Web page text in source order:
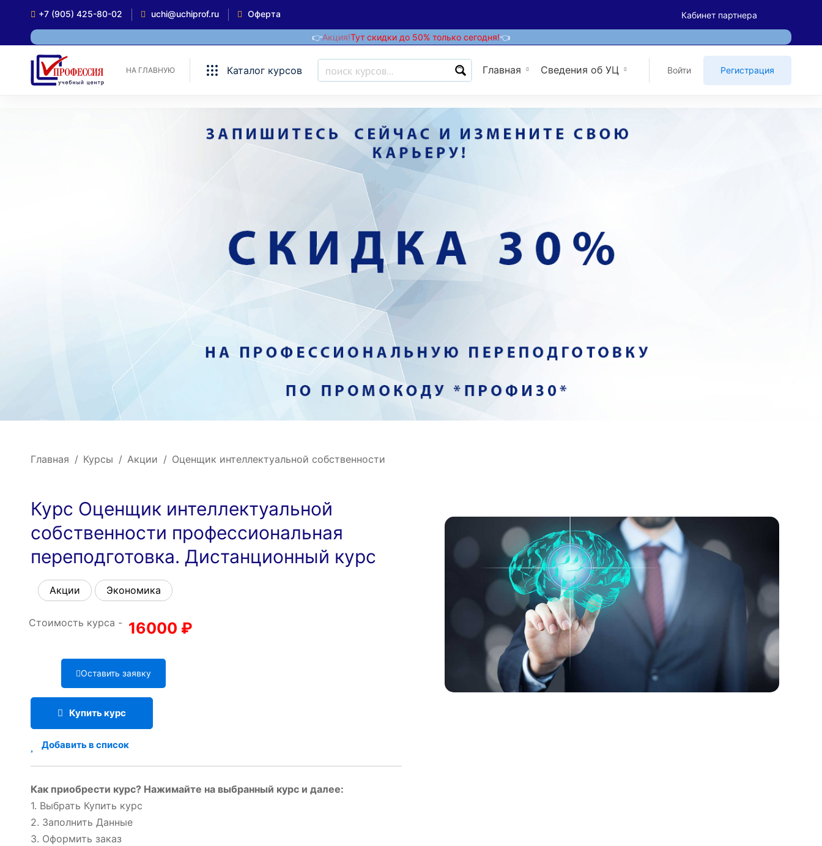
+7 (905) 425-80-02 uchi@uchiprof.ru Оферта Кабинет партнера
👉Акция!Тут скидки до 50% только сегодня!👈
НА ГЛАВНУЮ Каталог курсов Главная Сведения об УЦ Войти Регистрация
Главная Курсы Акции Оценщик интеллектуальной собственности
Курс Оценщик интеллектуальной
собственности профессиональная
переподготовка. Дистанционный курс
Акции Экономика
Стоимость курса - 16000 ₽
Оставить заявку
Купить курс
Добавить в список
Как приобрести курс? Нажимайте на выбранный курс и далее:
1. Выбрать Купить курс
2. Заполнить Данные
3. Оформить заказ